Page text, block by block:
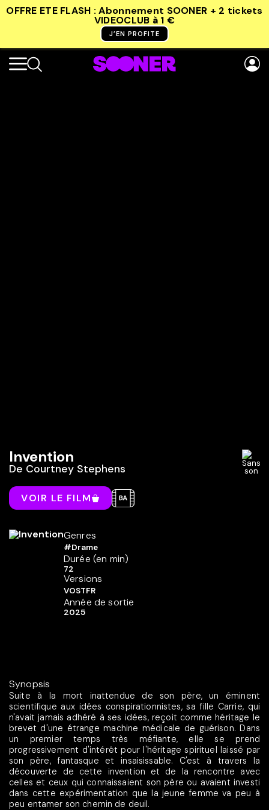
OFFRE ETE FLASH : Abonnement SOONER + 2 tickets
VIDEOCLUB à 1 €
J’EN PROFITE
Invention
De Courtney Stephens
VOIR LE FILM
Genres
#Drame
Durée (en min)
72
Versions
VOSTFR
Année de sortie
2025
Synopsis
Suite à la mort inattendue de son père, un éminent
scientifique aux idées conspirationnistes, sa fille Carrie, qui
n'avait jamais adhéré à ses idées, reçoit comme héritage le
brevet d'une étrange machine médicale de guérison. Dans
un premier temps très méfiante, elle se prend
progressivement d'intérêt pour l'héritage spirituel laissé par
son père, fantasque et insaisissable. C'est à travers la
découverte de cette invention et de la rencontre avec
celles et ceux qui connaissaient son père ou avaient investi
dans cette expérimentation que la jeune femme va peu à
peu entamer son chemin de deuil.